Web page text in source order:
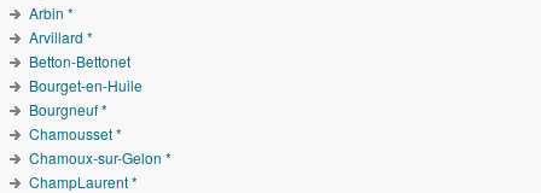
Arbin *
Arvillard *
Betton-Bettonet
Bourget-en-Huile
Bourgneuf *
Chamousset *
Chamoux-sur-Gelon *
ChampLaurent *